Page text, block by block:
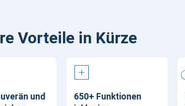
Vorteile in Kürze
und
650+ Funktionen